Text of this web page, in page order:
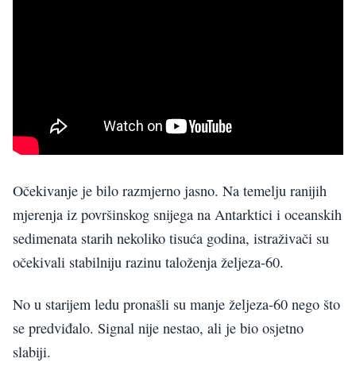
Očekivanje je bilo razmjerno jasno. Na temelju ranijih
mjerenja iz površinskog snijega na Antarktici i oceanskih
sedimenata starih nekoliko tisuća godina, istraživači su
očekivali stabilniju razinu taloženja željeza-60.
No u starijem ledu pronašli su manje željeza-60 nego što
se predviđalo. Signal nije nestao, ali je bio osjetno
slabiji.